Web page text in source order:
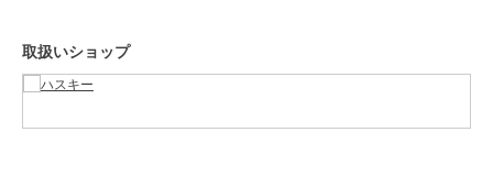
性別タイプ
サイズ 4サイズ展開
取扱いショップ